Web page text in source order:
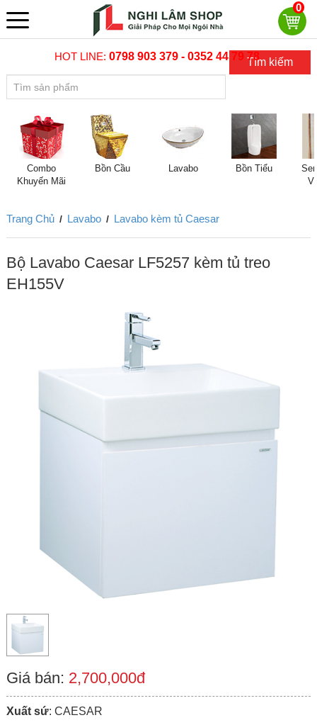
0
HOT LINE:0798 903 379 - 0352 44 79 78Tìm kiếm
Combo
Khuyến Mãi
Bồn Cầu Lavabo Bồn Tiểu
Trang Chủ / Lavabo / Lavabo kèm tủ Caesar
Bộ Lavabo Caesar LF5257 kèm tủ treo
EH155V
Giá bán: 2,700,000đ
Xuất sứ: CAESAR